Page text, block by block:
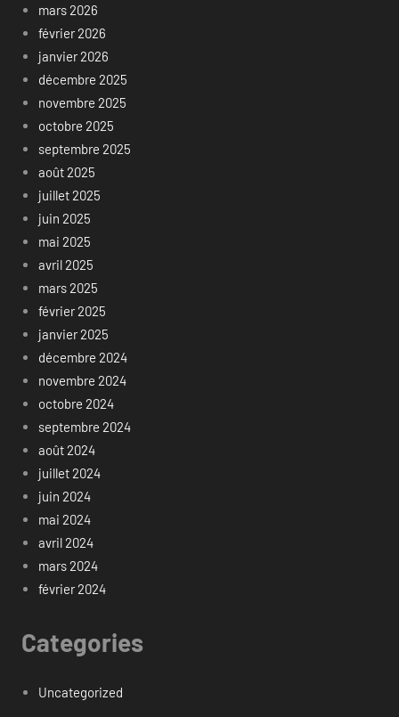
mars 2026
février 2026
janvier 2026
décembre 2025
novembre 2025
octobre 2025
septembre 2025
août 2025
juillet 2025
juin 2025
mai 2025
avril 2025
mars 2025
février 2025
janvier 2025
décembre 2024
novembre 2024
octobre 2024
septembre 2024
août 2024
juillet 2024
juin 2024
mai 2024
avril 2024
mars 2024
février 2024
Categories
Uncategorized